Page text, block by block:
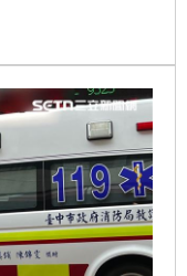
判2年8個月有期
駁回告訴，維持原